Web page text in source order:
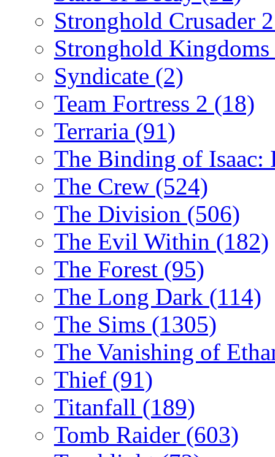
Stronghold Crusader
Stronghold Kingdoms
Syndicate (2)
Team Fortress 2 (18)
Terraria (91)
The Binding of
The Crew (524)
The Division (506)
The Evil Within (182)
The Forest (95)
The Long Dark (114)
The Sims (1305)
The Vanishing of
Thief (91)
Titanfall (189)
Tomb Raider (603)